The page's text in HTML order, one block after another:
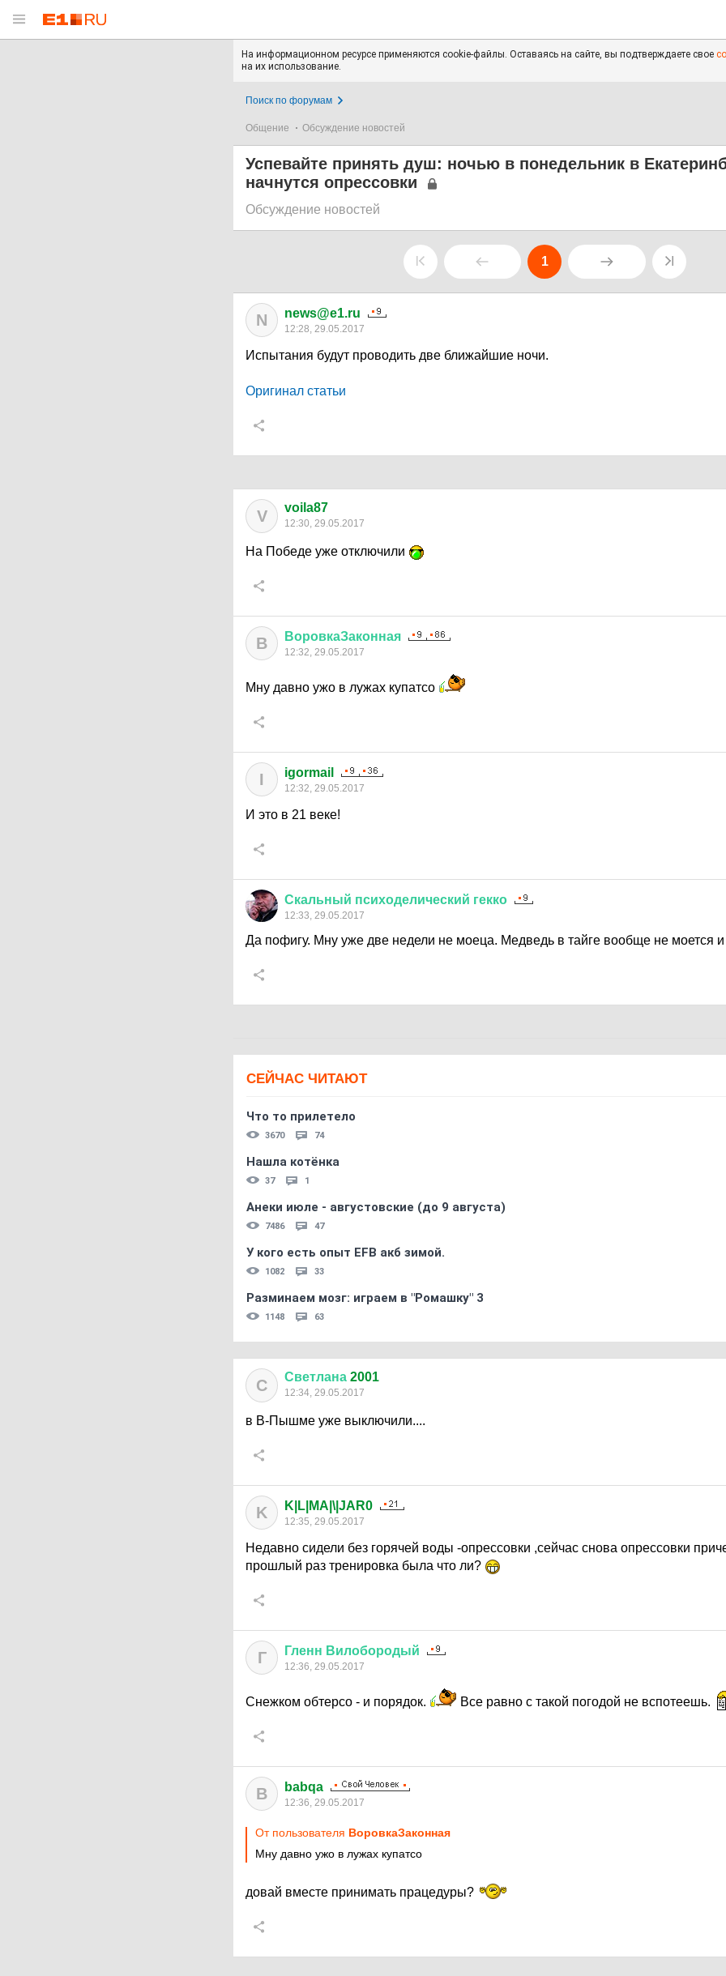
На информационном ресурсе применяются cookie-файлы. Оставаясь на сайте, вы подтверждаете свое
на их использование.
Поиск по форумам
Общение Обсуждение новостей
Успевайте принять душ: ночью в понедельник в
начнутся опрессовки
Обсуждение новостей
1
N news@e1.ru
12:28, 29.05.2017
Испытания будут проводить две ближайшие ночи.
Оригинал статьи
V voila87
12:30, 29.05.2017
На Победе уже отключили
В ВоровкаЗаконная
12:32, 29.05.2017
Мну давно ужо в лужах купатсо
I igormail
12:32, 29.05.2017
И это в 21 веке!
Скальный психоделический гекко
12:33, 29.05.2017
Да пофигу. Мну уже две недели не моеца. Медведь в тайге вообще не моется и
СЕЙЧАС ЧИТАЮТ
Что то прилетело
3670 74
Нашла котёнка
37 1
Анеки июле - августовские (до 9 августа)
7486 47
У кого есть опыт EFB акб зимой.
1082 33
Разминаем мозг: играем в "Ромашку" 3
1148 63
С Светлана 2001
12:34, 29.05.2017
в В-Пышме уже выключили....
K K|L|MA|\|JAR0
12:35, 29.05.2017
Недавно сидели без горячей воды -опрессовки ,сейчас снова опрессовки
прошлый раз тренировка была что ли?
Г Гленн Вилобородый
12:36, 29.05.2017
Снежком обтерсо - и порядок. Все равно с такой погодой не вспотеешь.
B babqa
12:36, 29.05.2017
От пользователя ВоровкаЗаконная
Мну давно ужо в лужах купатсо
довай вместе принимать працедуры?